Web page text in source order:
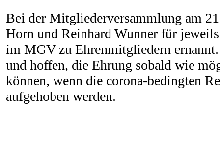
Bei der Mitgliederversammlung am
Horn und Reinhard Wunner für
im MGV zu Ehrenmitgliedern
und hoffen, die Ehrung sobald wie
können, wenn die corona-bedingten
aufgehoben werden.